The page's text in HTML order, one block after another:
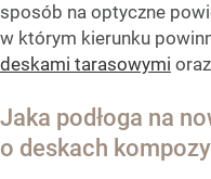
sposób na optyczne
w którym kierunku
deskami tarasowymi
Jaka podłoga na
o deskach